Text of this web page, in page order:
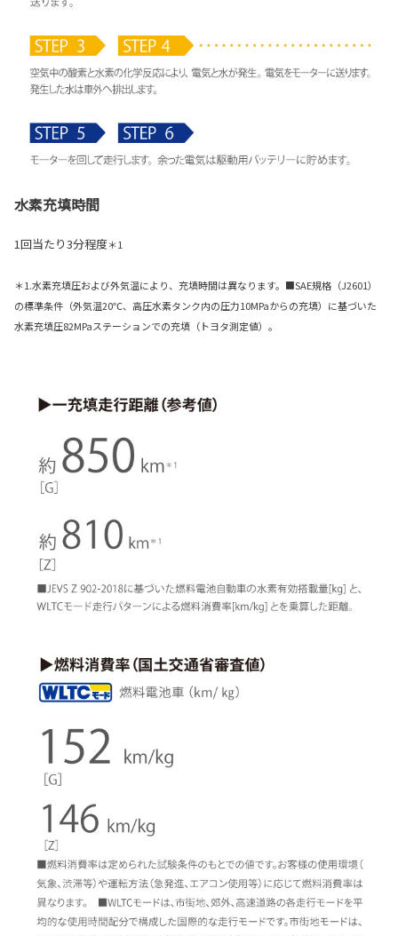
水素充填時間
1回当たり3分程度＊1
＊1.水素充填圧および外気温により、充填時間は異なります。■SAE規格（J2601）
の標準条件（外気温20℃、高圧水素タンク内の圧力10MPaからの充填）に基づいた
水素充填圧82MPaステーションでの充填（トヨタ測定値）。